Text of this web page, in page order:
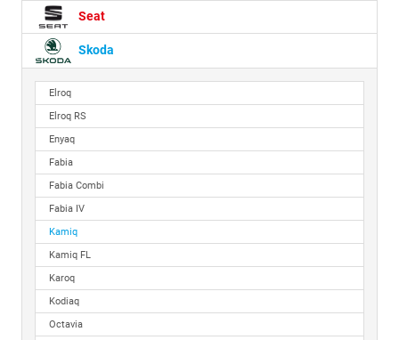
Seat
Skoda
Elroq
Elroq RS
Enyaq
Fabia
Fabia Combi
Fabia IV
Kamiq
Kamiq FL
Karoq
Kodiaq
Octavia